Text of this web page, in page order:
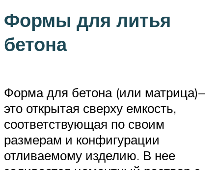
Формы для литья
бетона
Форма для бетона (или матрица)–
это открытая сверху емкость,
соответствующая по своим
размерам и конфигурации
отливаемому изделию. В нее